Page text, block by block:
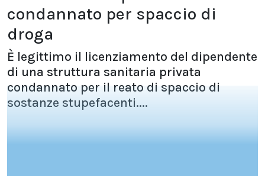
condannato per spaccio di
droga
È legittimo il licenziamento del dipendente
di una struttura sanitaria privata
condannato per il reato di spaccio di
sostanze stupefacenti....